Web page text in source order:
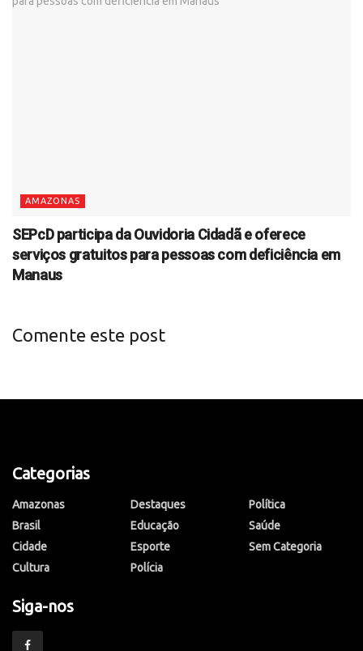
AMAZONAS
SEPcD participa da Ouvidoria Cidadã e oferece
serviços gratuitos para pessoas com deficiência em
Manaus
Comente este post
Categorias
Amazonas
Brasil
Cidade
Cultura
Destaques
Educação
Esporte
Polícia
Política
Saúde
Sem Categoria
Siga-nos